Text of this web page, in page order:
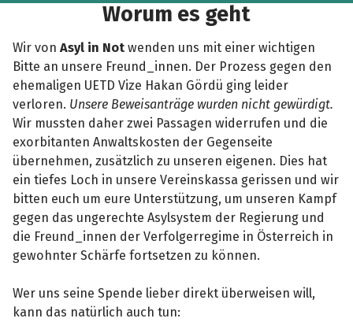
Worum es geht
Wir vonAsyl in Not wenden uns mit einer wichtigen
Bitte an unsere Freund_innen. Der Prozess gegen den
ehemaligen UETD Vize Hakan Gördü ging leider
verloren. Unsere Beweisanträge wurden nicht gewürdigt.
Wir mussten daher zwei Passagen widerrufen und die
exorbitanten Anwaltskosten der Gegenseite
übernehmen, zusätzlich zu unseren eigenen. Dies hat
ein tiefes Loch in unsere Vereinskassa gerissen und wir
bitten euch um eure Unterstützung, um unseren Kampf
gegen das ungerechte Asylsystem der Regierung und
die Freund_innen der Verfolgerregime in Österreich in
gewohnter Schärfe fortsetzen zu können.
Wer uns seine Spende lieber direkt überweisen will,
kann das natürlich auch tun: